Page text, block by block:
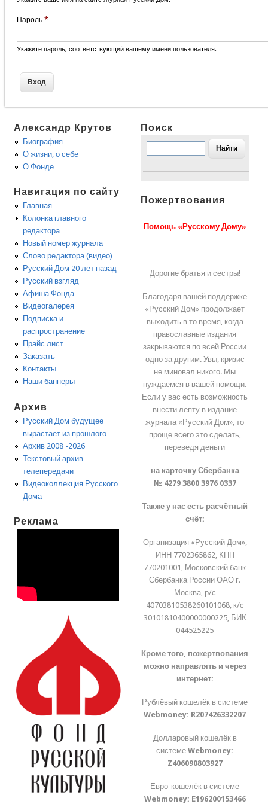
Пароль *
Укажите пароль, соответствующий вашему имени пользователя.
Александр Крутов
Биография
О жизни, о себе
О Фонде
Навигация по сайту
Главная
Колонка главного
редактора
Новый номер журнала
Слово редактора (видео)
Русский Дом 20 лет назад
Русский взгляд
Афиша Фонда
Видеогалерея
Подписка и
распространение
Прайс лист
Заказать
Контакты
Наши баннеры
Архив
Русский Дом будущее
вырастает из прошлого
Архив 2008 -2026
Текстовый архив
телепередачи
Видеоколлекция Русского
Дома
Реклама
Поиск
Пожертвования
Помощь «Русскому Дому»
Дорогие братья и сестры!
Благодаря вашей поддержке
«Русский Дом» продолжает
выходить в то время, когда
православные издания
закрываются по всей России
одно за другим. Увы, кризис
не миновал никого. Мы
нуждаемся в вашей помощи.
Если у вас есть возможность
внести лепту в издание
журнала «Русский Дом», то
проще всего это сделать,
переведя деньги
на карточку Сбербанка
№ 4279 3800 3976 0337
Также у нас есть расчётный
счёт:
Организация «Русский Дом»,
ИНН 7702365862, КПП
770201001, Московский банк
Сбербанка России ОАО г.
Москва, р/с
40703810538260101068, к/с
30101810400000000225, БИК
044525225
Кроме того, пожертвования
можно направлять и через
интернет:
Рублёвый кошелёк в системе
Webmoney: R207426332207
Долларовый кошелёк в
системеWebmoney:
Z406090803927
Евро-кошелёк в системе
Webmoney: E196200153466